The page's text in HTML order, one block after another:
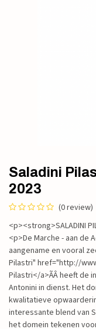
Saladini
2023
(0 review)
<p><strong>SALADINI
<p>De Marche - aan de
aangename en vooral
Pilastri" href="http://
Pilastri</a>ÃÂ heeft
Antonini in dienst. Het
kwalitatieve
interessante blend van
het domein tekenen